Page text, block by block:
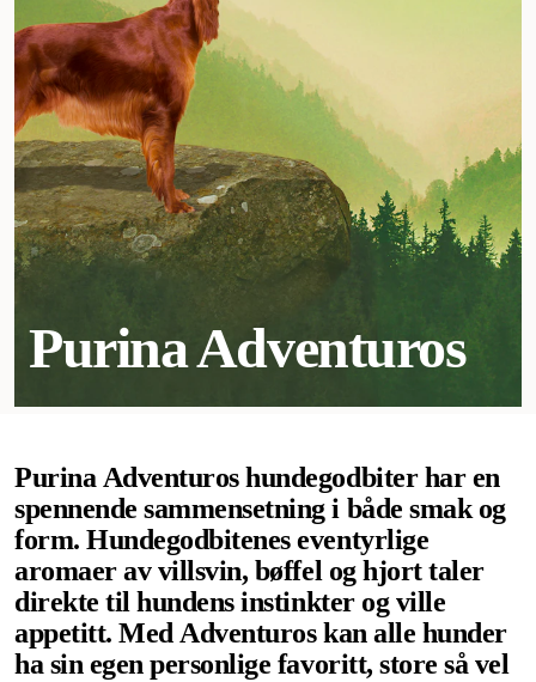
Purina Adventuros
Purina Adventuros hundegodbiter har en
spennende sammensetning i både smak og
form. Hundegodbitenes eventyrlige
aromaer av villsvin, bøffel og hjort taler
direkte til hundens instinkter og ville
appetitt. Med Adventuros kan alle hunder
ha sin egen personlige favoritt, store så vel